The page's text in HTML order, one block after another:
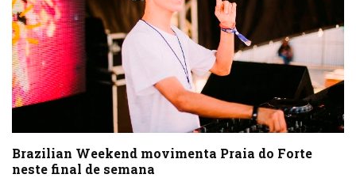
Brazilian Weekend movimenta Praia do Forte
neste final de semana